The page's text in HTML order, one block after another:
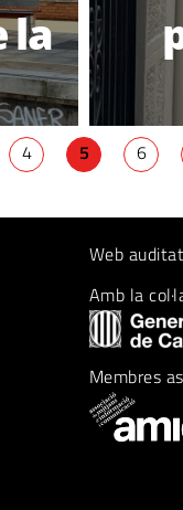
la
4 5 6
Web
Amb la
Membres